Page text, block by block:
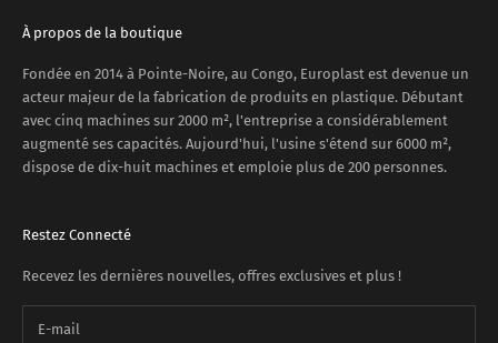
À propos de la boutique
Fondée en 2014 à Pointe-Noire, au Congo, Europlast est devenue un
acteur majeur de la fabrication de produits en plastique. Débutant
avec cinq machines sur 2000 m², l'entreprise a considérablement
augmenté ses capacités. Aujourd'hui, l'usine s'étend sur 6000 m²,
dispose de dix-huit machines et emploie plus de 200 personnes.
Restez Connecté
Recevez les dernières nouvelles, offres exclusives et plus !